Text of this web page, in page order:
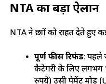
NTA का बड़ा ऐलान
NTA ने छात्रों को राहत देते हुए
पूर्ण फीस रिफंड: पहले
कैटेगरी के लिए लगभग
रुपये) उसी पेमेंट मोड